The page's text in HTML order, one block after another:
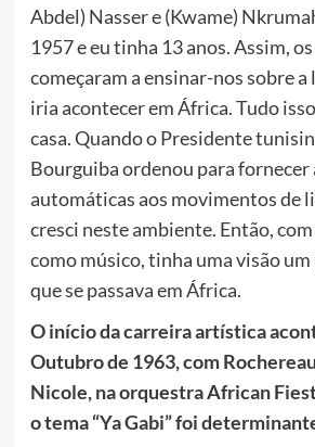
Abdel) Nasser e (Kwame)
1957 e eu tinha 13 anos. Assim,
começaram a ensinar-nos sobre
iria acontecer em África. Tudo
casa. Quando o Presidente
Bourguiba ordenou para fornecer
automáticas aos movimentos de
cresci neste ambiente. Então,
como músico, tinha uma visão
que se passava em África.
O início da carreira artística
Outubro de 1963, com
Nicole, na orquestra African
o tema “Ya Gabi” foi